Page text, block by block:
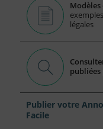
Modèles
légales
publiées
Publier votre
Facile